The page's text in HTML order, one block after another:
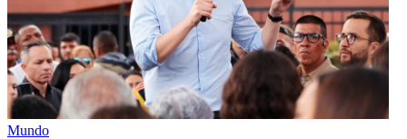
Mundo